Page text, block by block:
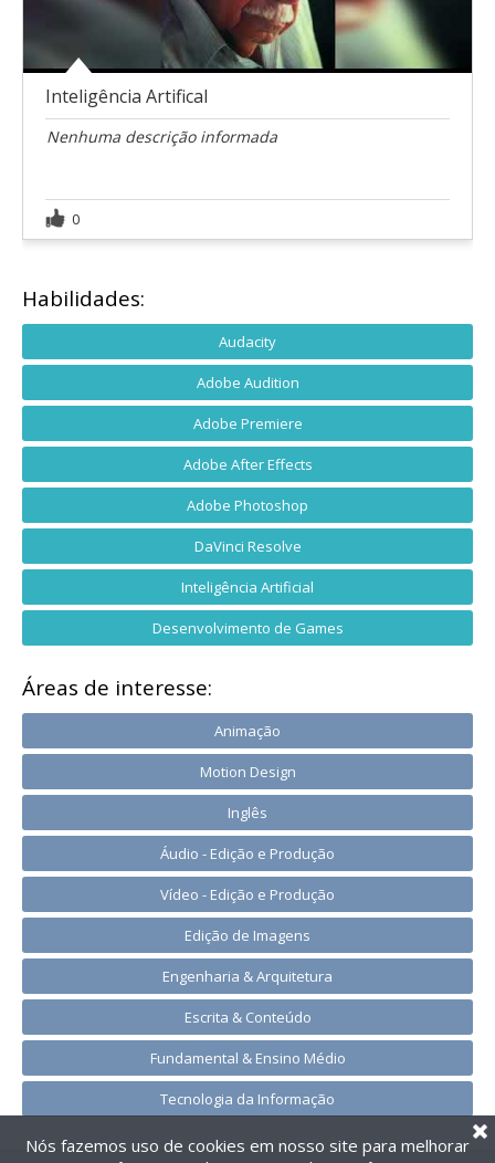
Inteligência Artifical
Nenhuma descrição informada
0
Habilidades:
Audacity
Adobe Audition
Adobe Premiere
Adobe After Effects
Adobe Photoshop
DaVinci Resolve
Inteligência Artificial
Desenvolvimento de Games
Áreas de interesse:
Animação
Motion Design
Inglês
Áudio - Edição e Produção
Vídeo - Edição e Produção
Edição de Imagens
Engenharia & Arquitetura
Escrita & Conteúdo
Fundamental & Ensino Médio
Tecnologia da Informação
Nós fazemos uso de cookies em nosso site para melhorar